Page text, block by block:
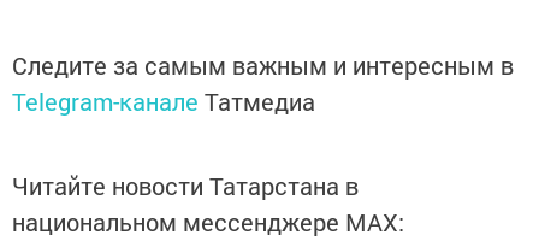
Следите за самым важным и интересным в
Telegram-канале Татмедиа
Читайте новости Татарстана в
национальном мессенджере MАХ: